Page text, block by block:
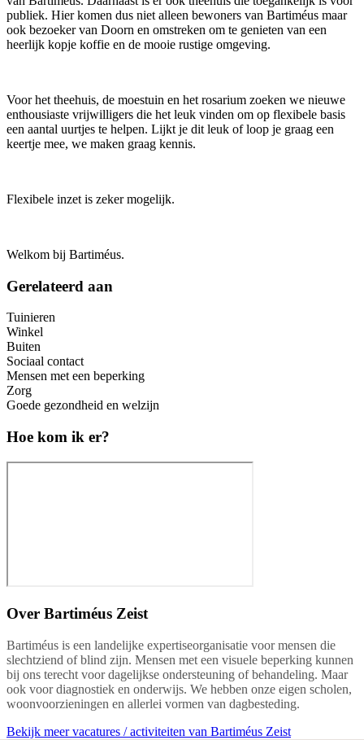
publiek. Hier komen dus niet alleen bewoners van Bartiméus maar
ook bezoeker van Doorn en omstreken om te genieten van een
heerlijk kopje koffie en de mooie rustige omgeving.
Voor het theehuis, de moestuin en het rosarium zoeken we nieuwe
enthousiaste vrijwilligers die het leuk vinden om op flexibele basis
een aantal uurtjes te helpen. Lijkt je dit leuk of loop je graag een
keertje mee, we maken graag kennis.
Flexibele inzet is zeker mogelijk.
Welkom bij Bartiméus.
Gerelateerd aan
Tuinieren
Winkel
Buiten
Sociaal contact
Mensen met een beperking
Zorg
Goede gezondheid en welzijn
Hoe kom ik er?
Over Bartiméus Zeist
Bartiméus is een landelijke expertiseorganisatie voor mensen die
slechtziend of blind zijn. Mensen met een visuele beperking kunnen
bij ons terecht voor dagelijkse ondersteuning of behandeling. Maar
ook voor diagnostiek en onderwijs. We hebben onze eigen scholen,
woonvoorzieningen en allerlei vormen van dagbesteding.
Bekijk meer vacatures / activiteiten van Bartiméus Zeist